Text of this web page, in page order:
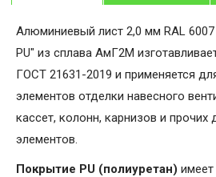
Алюминиевый лист 2,0 мм RAL
PU" из сплава АмГ2М
ГОСТ 21631-2019 и применяется
элементов отделки навесного
кассет, колонн, карнизов и прочих
элементов.
Покрытие PU (полиуретан)